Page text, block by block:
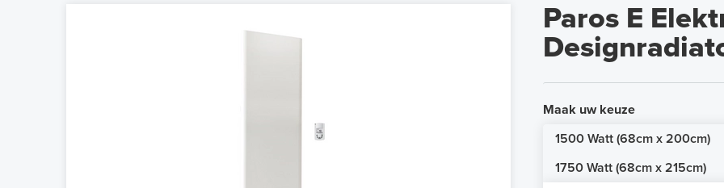
Paros E
Maak uw keuze
1500 Watt (68cm x 200cm)
1750 Watt (68cm x 215cm)